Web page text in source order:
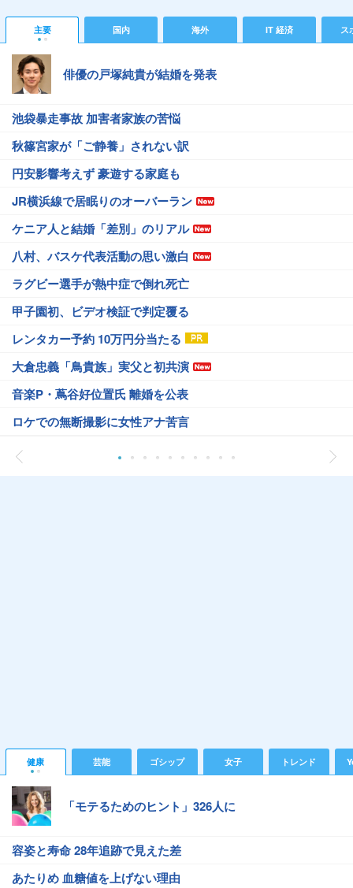
主要 国内 海外 IT 経済 ス
俳優の戸塚純貴が結婚を発表
池袋暴走事故 加害者家族の苦悩
秋篠宮家が「ご静養」されない訳
円安影響考えず 豪遊する家庭も
JR横浜線で居眠りのオーバーラン
ケニア人と結婚「差別」のリアル
八村、バスケ代表活動の思い激白
ラグビー選手が熱中症で倒れ死亡
甲子園初、ビデオ検証で判定覆る
レンタカー予約 10万円分当たる
大倉忠義「鳥貴族」実父と初共演
音楽P・蔦谷好位置氏 離婚を公表
ロケでの無断撮影に女性アナ苦言
健康 芸能 ゴシップ 女子 トレンド
「モテるためのヒント」326人に
容姿と寿命 28年追跡で見えた差
あたりめ 血糖値を上げない理由